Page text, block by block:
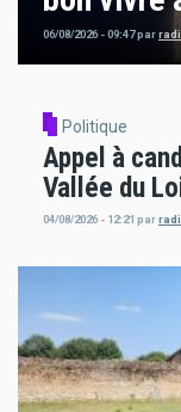
06/08/2026 - 09:47par
Politique
Appel à
Vallée du
04/08/2026 - 12:21 par